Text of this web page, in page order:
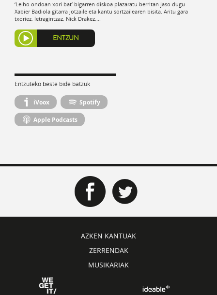
‘Leiho ondoan xori bat’ bigarren diskoa plazaratu berritan jaso dugu
Xabier Badiola gitarra jotzaile eta kantu sortzailearen bisita. Aritu gara
txoriez, letragintzaz, Nick Drakez,...
ENTZUN
Entzuteko beste bide batzuk
iVoox Spotify
Apple Podcasts
AZKEN KANTUAK
ZERRENDAK
MUSIKARIAK